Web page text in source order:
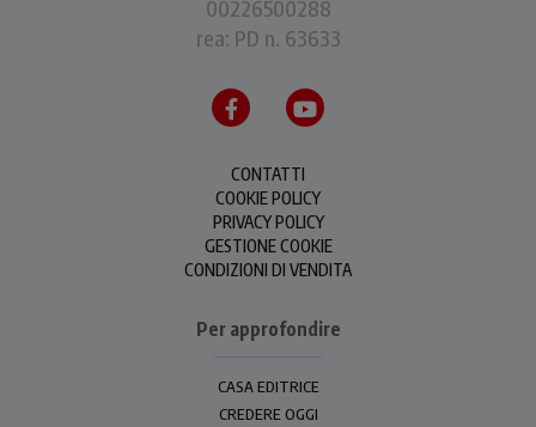
00226500288
rea: PD n. 63633
CONTATTI
COOKIE POLICY
PRIVACY POLICY
GESTIONE COOKIE
CONDIZIONI DI VENDITA
Per approfondire
CASA EDITRICE
CREDERE OGGI